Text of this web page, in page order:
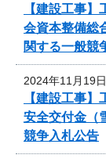
【建設工事
会資本整備総
関する一般競
2024年11月19
【建設工事
安全交付金（
競争入札公告